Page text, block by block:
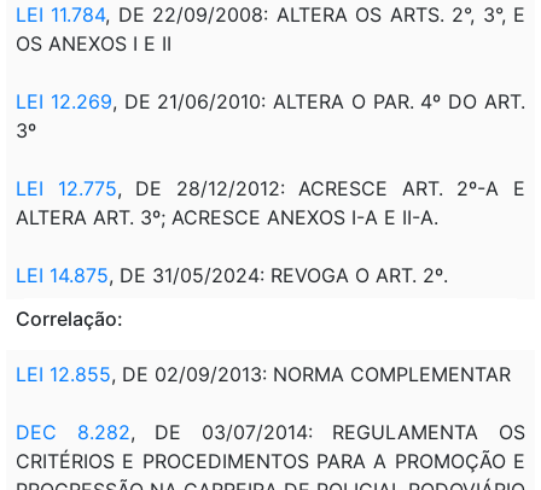
LEI 11.784, DE 22/09/2008: ALTERA OS ARTS. 2°, 3°, E
OS ANEXOS I E II
LEI 12.269, DE 21/06/2010: ALTERA O PAR. 4º DO ART.
3º
LEI 12.775, DE 28/12/2012: ACRESCE ART. 2º-A E
ALTERA ART. 3º; ACRESCE ANEXOS I-A E II-A.
LEI 14.875, DE 31/05/2024: REVOGA O ART. 2º.
Correlação:
LEI 12.855, DE 02/09/2013: NORMA COMPLEMENTAR
DEC 8.282, DE 03/07/2014: REGULAMENTA OS
CRITÉRIOS E PROCEDIMENTOS PARA A PROMOÇÃO E